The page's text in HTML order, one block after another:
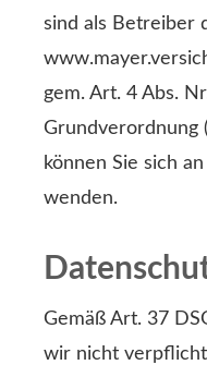
sind als Betreiber
gem. Art. 4 Abs.
Grundverordnung
können Sie sich an
wenden.
Gemäß Art. 37
wir nicht